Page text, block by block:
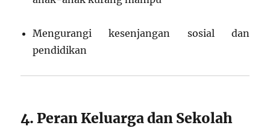
Mengurangi kesenjangan sosial dan
pendidikan
4. Peran Keluarga dan Sekolah